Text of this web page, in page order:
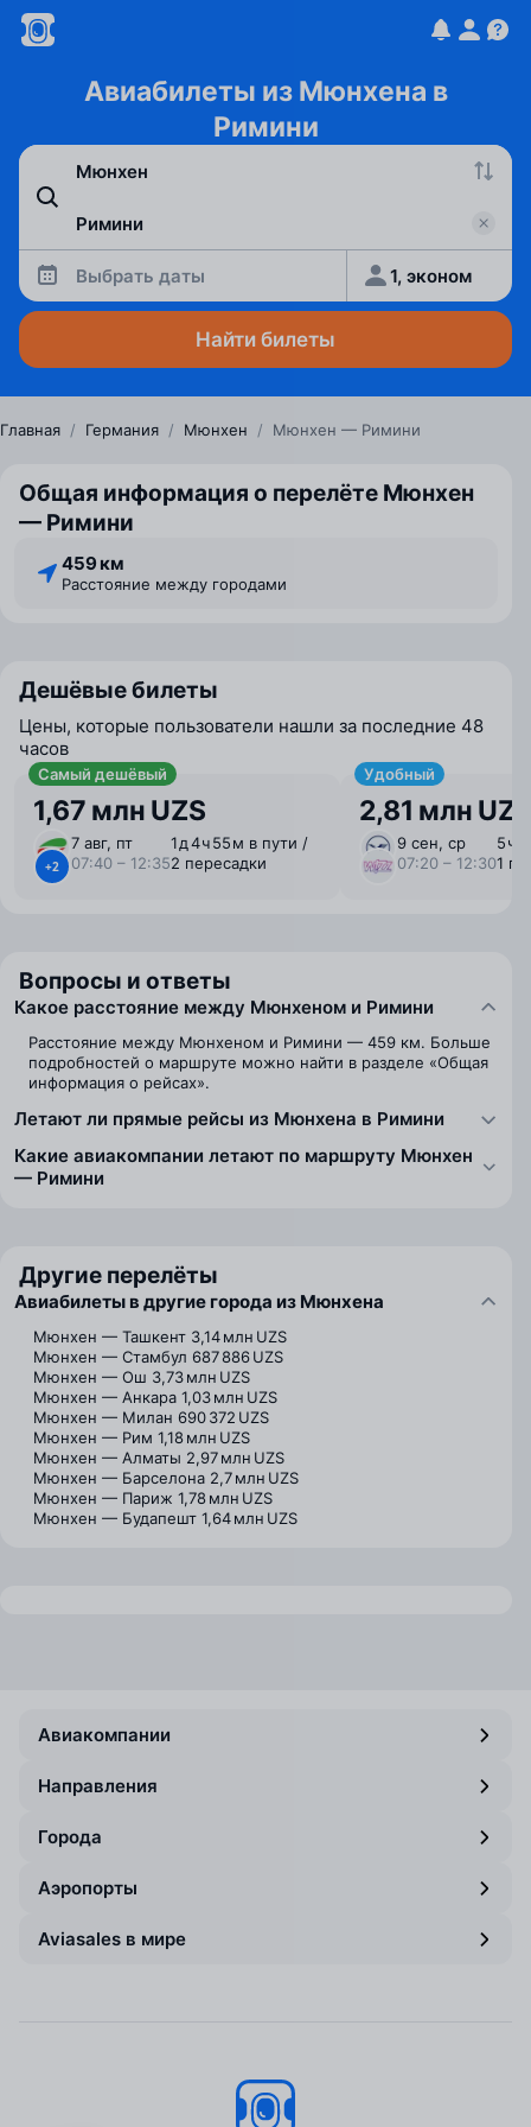
Авиабилеты из Мюнхена в
Римини
Выбрать даты 1, эконом
Найти билеты
Главная / Германия / Мюнхен / Мюнхен — Римини
Общая информация о перелёте Мюнхен
— Римини
459 км
Расстояние между городами
Дешёвые билеты
Цены, которые пользователи нашли за последние 48
часов
Самый дешёвый
1,67 млн UZS
+2
7 авг, пт
07:40 – 12:35
1 ⁠д 4 ⁠ч 55 ⁠м в пути /
2 пересадки
Удобный
2,81 млн
9 сен, ср
07:20 – 12:30
5 ⁠ч
1
Вопросы и ответы
Какое расстояние между Мюнхеном и Римини
Расстояние между Мюнхеном и Римини — 459 км. Больше
подробностей о маршруте можно найти в разделе «Общая
информация о рейсах».
Летают ли прямые рейсы из Мюнхена в Римини
Какие авиакомпании летают по маршруту Мюнхен
— Римини
Другие перелёты
Авиабилеты в другие города из Мюнхена
Мюнхен — Ташкент 3,14 млн UZS
Мюнхен — Стамбул 687 886 UZS
Мюнхен — Ош 3,73 млн UZS
Мюнхен — Анкара 1,03 млн UZS
Мюнхен — Милан 690 372 UZS
Мюнхен — Рим 1,18 млн UZS
Мюнхен — Алматы 2,97 млн UZS
Мюнхен — Барселона 2,7 млн UZS
Мюнхен — Париж 1,78 млн UZS
Мюнхен — Будапешт 1,64 млн UZS
Авиакомпании
Направления
Города
Аэропорты
Aviasales в мире